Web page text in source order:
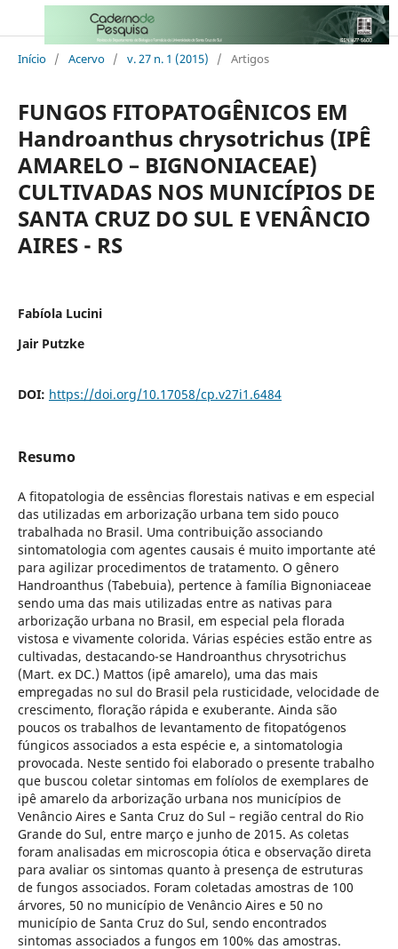
Início / Acervo / v. 27 n. 1 (2015) / Artigos
FUNGOS FITOPATOGÊNICOS EM
Handroanthus chrysotrichus (IPÊ
AMARELO – BIGNONIACEAE)
CULTIVADAS NOS MUNICÍPIOS DE
SANTA CRUZ DO SUL E VENÂNCIO
AIRES - RS
Fabíola Lucini
Jair Putzke
DOI: https://doi.org/10.17058/cp.v27i1.6484
Resumo
A fitopatologia de essências florestais nativas e em especial
das utilizadas em arborização urbana tem sido pouco
trabalhada no Brasil. Uma contribuição associando
sintomatologia com agentes causais é muito importante até
para agilizar procedimentos de tratamento. O gênero
Handroanthus (Tabebuia), pertence à família Bignoniaceae
sendo uma das mais utilizadas entre as nativas para
arborização urbana no Brasil, em especial pela florada
vistosa e vivamente colorida. Várias espécies estão entre as
cultivadas, destacando-se Handroanthus chrysotrichus
(Mart. ex DC.) Mattos (ipê amarelo), uma das mais
empregadas no sul do Brasil pela rusticidade, velocidade de
crescimento, floração rápida e exuberante. Ainda são
poucos os trabalhos de levantamento de fitopatógenos
fúngicos associados a esta espécie e, a sintomatologia
provocada. Neste sentido foi elaborado o presente trabalho
que buscou coletar sintomas em folíolos de exemplares de
ipê amarelo da arborização urbana nos municípios de
Venâncio Aires e Santa Cruz do Sul – região central do Rio
Grande do Sul, entre março e junho de 2015. As coletas
foram analisadas em microscopia ótica e observação direta
para avaliar os sintomas quanto à presença de estruturas
de fungos associados. Foram coletadas amostras de 100
árvores, 50 no município de Venâncio Aires e 50 no
município de Santa Cruz do Sul, sendo encontrados
sintomas associados a fungos em 100% das amostras.